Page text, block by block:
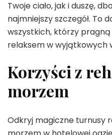
Twoje ciało, jak i duszę,
najmniejszy szczegół. To
wszystkich, którzy pragną
relaksem w wyjątkowych
Korzyści z
morzem
Odkryj magiczne turnusy